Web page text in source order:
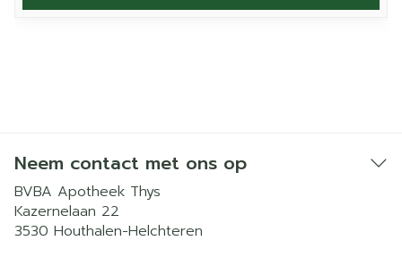
Neem contact met ons op
BVBA Apotheek Thys
Kazernelaan 22
3530 Houthalen-Helchteren